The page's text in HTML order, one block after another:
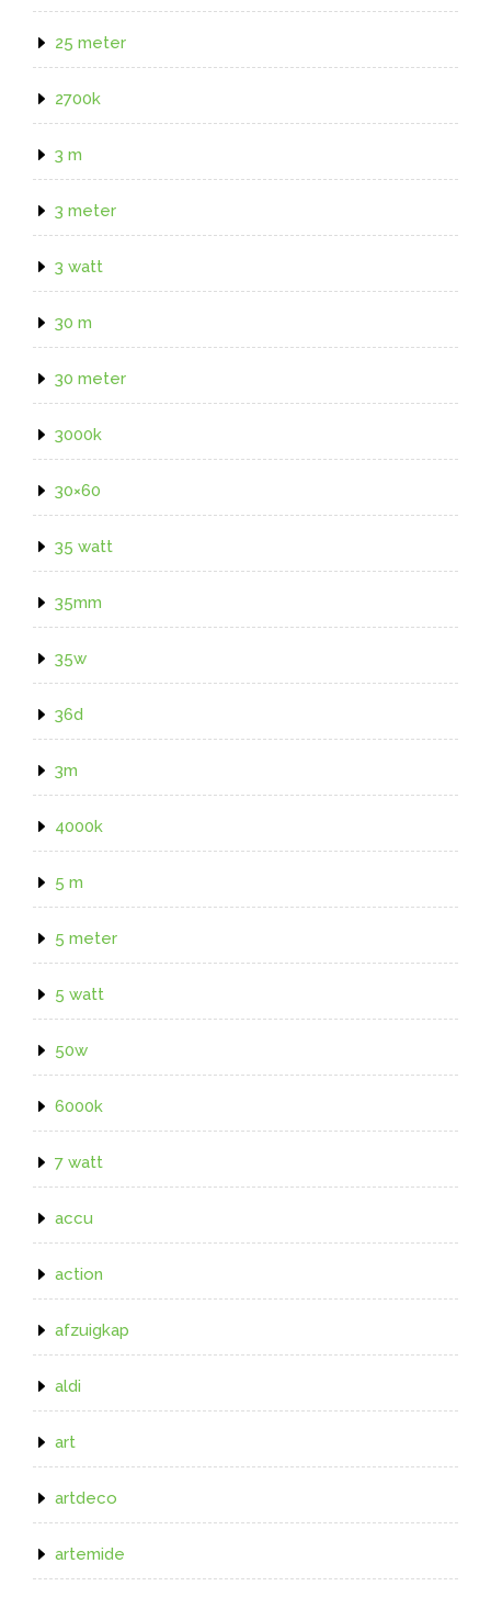
25 meter
2700k
3 m
3 meter
3 watt
30 m
30 meter
3000k
30×60
35 watt
35mm
35w
36d
3m
4000k
5 m
5 meter
5 watt
50w
6000k
7 watt
accu
action
afzuigkap
aldi
art
artdeco
artemide